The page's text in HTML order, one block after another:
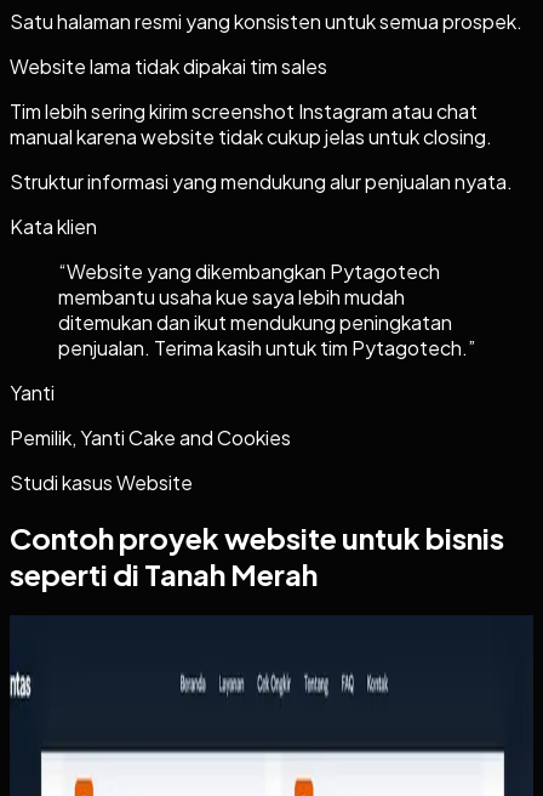
Satu halaman resmi yang konsisten untuk semua prospek.
Website lama tidak dipakai tim sales
Tim lebih sering kirim screenshot Instagram atau chat
manual karena website tidak cukup jelas untuk closing.
Struktur informasi yang mendukung alur penjualan nyata.
Kata klien
“Website yang dikembangkan Pytagotech
membantu usaha kue saya lebih mudah
ditemukan dan ikut mendukung peningkatan
penjualan. Terima kasih untuk tim Pytagotech.”
Yanti
Pemilik, Yanti Cake and Cookies
Studi kasusWebsite
Contoh proyekwebsite untuk bisnis
seperti di Tanah Merah
Arthalintas
Sebelumnya